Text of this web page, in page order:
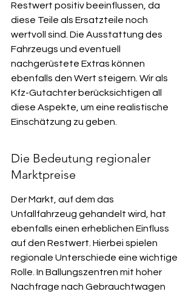
Restwert positiv beeinflussen, da
diese Teile als Ersatzteile noch
wertvoll sind. Die Ausstattung des
Fahrzeugs und eventuell
nachgerüstete Extras können
ebenfalls den Wert steigern. Wir als
Kfz-Gutachter berücksichtigen all
diese Aspekte, um eine realistische
Einschätzung zu geben.
Die Bedeutung regionaler
Marktpreise
Der Markt, auf dem das
Unfallfahrzeug gehandelt wird, hat
ebenfalls einen erheblichen Einfluss
auf den Restwert. Hierbei spielen
regionale Unterschiede eine wichtige
Rolle. In Ballungszentren mit hoher
Nachfrage nach Gebrauchtwagen